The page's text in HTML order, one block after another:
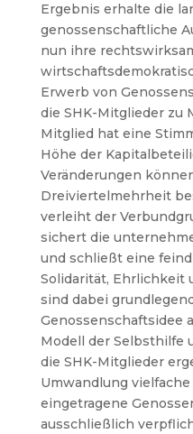
Ergebnis erhalte die
genossenschaftliche
nun ihre
Erwerb von
die SHK-Mitglieder zu
Mitglied hat eine
Höhe der
Veränderungen
Dreiviertelmehrheit
verleiht der
sichert die
und schließt eine
Solidarität, Ehrlichkeit
sind dabei
Genossenschaftsidee
Modell der Selbsthilfe
die SHK-Mitglieder
Umwandlung
eingetragene
ausschließlich